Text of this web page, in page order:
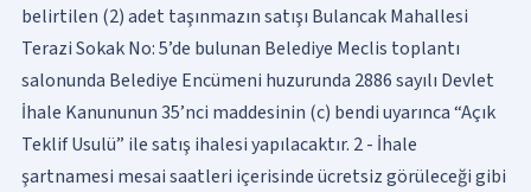
belirtilen (2) adet taşınmazın satışı Bulancak Mahallesi
Terazi Sokak No: 5’de bulunan Belediye Meclis toplantı
salonunda Belediye Encümeni huzurunda 2886 sayılı Devlet
İhale Kanununun 35’nci maddesinin (c) bendi uyarınca “Açık
Teklif Usulü” ile satış ihalesi yapılacaktır. 2 - İhale
şartnamesi mesai saatleri içerisinde ücretsiz görüleceği gibi